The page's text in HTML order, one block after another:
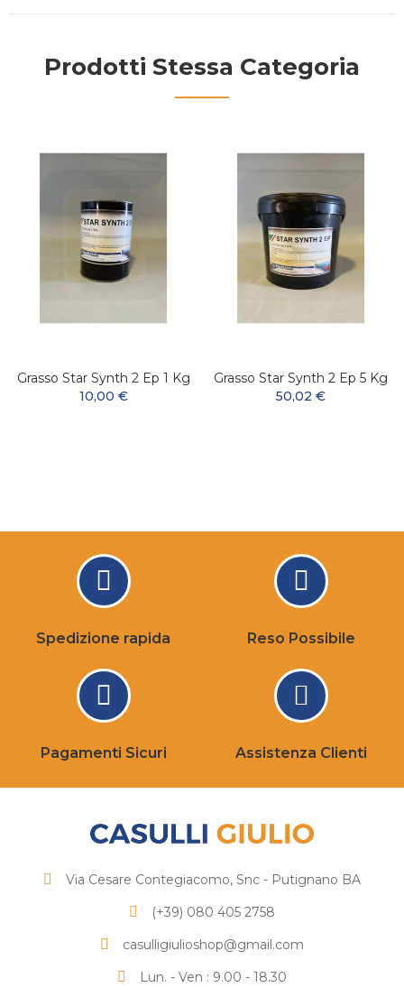
Prodotti Stessa Categoria
Grasso Star Synth 2 Ep 1 Kg
10,00 €
Grasso Star Synth 2 Ep 5 Kg
50,02 €
Spedizione rapida Reso Possibile
Pagamenti Sicuri Assistenza Clienti
Via Cesare Contegiacomo, Snc - Putignano BA
(+39) 080 405 2758
casulligiulioshop@gmail.com
Lun. - Ven : 9.00 - 18.30